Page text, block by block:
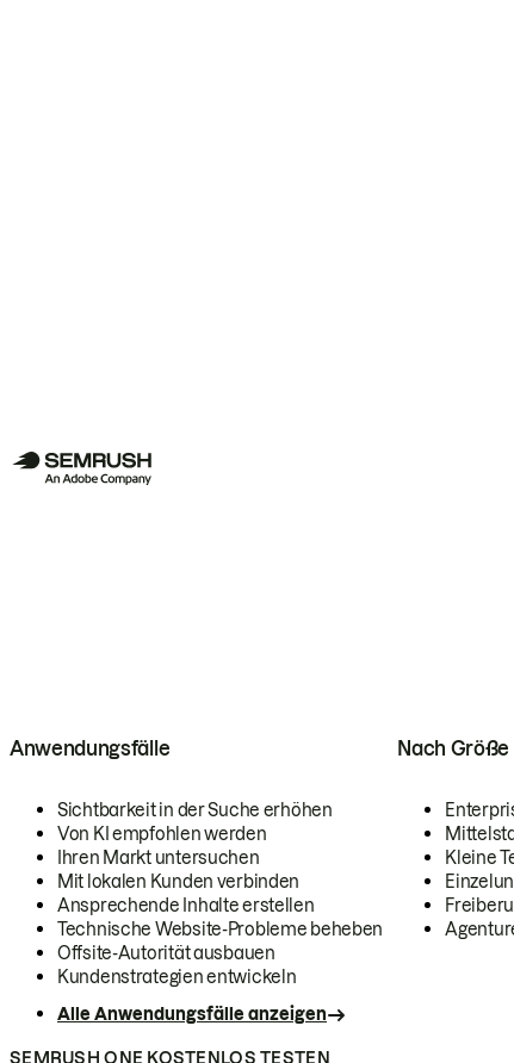
Anwendungsfälle
Sichtbarkeit in der Suche erhöhen
Von KI empfohlen werden
Ihren Markt untersuchen
Mit lokalen Kunden verbinden
Ansprechende Inhalte erstellen
Technische Website-Probleme beheben
Offsite-Autorität ausbauen
Kundenstrategien entwickeln
Alle Anwendungsfälle anzeigen
Nach Größe
Kleine
SEMRUSH ONE KOSTENLOS TESTEN